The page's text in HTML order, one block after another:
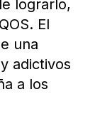
lograrlo,
El
una
adictivos
a los